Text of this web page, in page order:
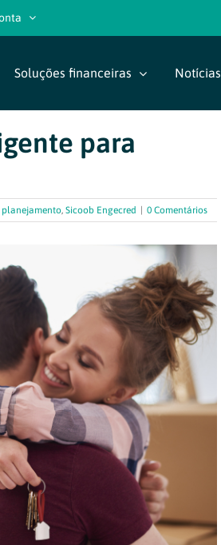
Soluções financeiras Notícias
para
planejamento, Sicoob Engecred 0 Comentários